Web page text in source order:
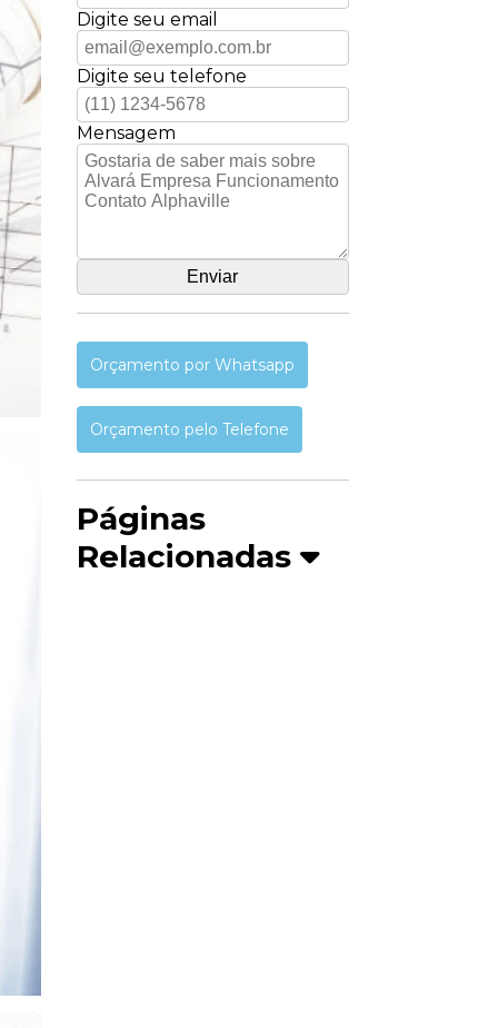
Digite seu email
Digite seu telefone
Mensagem
Orçamento por Whatsapp
Orçamento pelo Telefone
Páginas
Relacionadas